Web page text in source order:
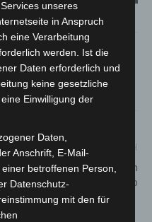
Nächster Artikel
Dezentrales Impfangebot im
Stadtteiltreff Sahlkamp
unseres
in Anspruch
eine Verarbeitung
werden. Ist die
Daten erforderlich und
keine gesetzliche
Einwilligung der
Daten,
Anschrift, E-Mail-
betroffenen Person,
Datenschutz-
mit den für